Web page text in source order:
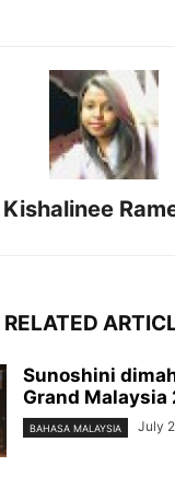
Kishalinee
RELATED
Sunoshini
Grand Malaysia
BAHASA MALAYSIA July